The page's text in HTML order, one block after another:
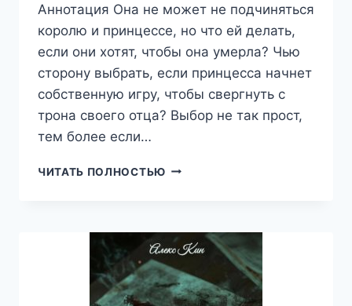
Аннотация Она не может не подчиняться
королю и принцессе, но что ей делать,
если они хотят, чтобы она умерла? Чью
сторону выбрать, если принцесса начнет
собственную игру, чтобы свергнуть с
трона своего отца? Выбор не так прост,
тем более если…
ЧИТАТЬ ПОЛНОСТЬЮ ИЛЛЮЗИЯ